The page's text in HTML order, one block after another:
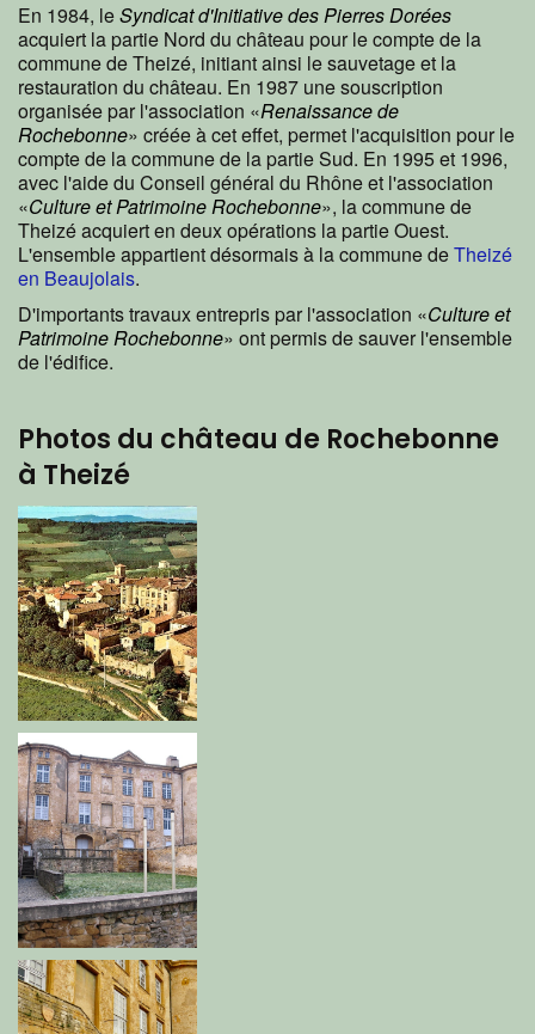
En 1984, leSyndicat d'Initiative des Pierres Dorées
acquiert la partie Nord du château pour le compte de la
commune de Theizé, initiant ainsi le sauvetage et la
restauration du château. En 1987 une souscription
organisée par l'association «Renaissance de
Rochebonne» créée à cet effet, permet l'acquisition pour le
compte de la commune de la partie Sud. En 1995 et 1996,
avec l'aide du Conseil général du Rhône et l'association
«Culture et Patrimoine Rochebonne», la commune de
Theizé acquiert en deux opérations la partie Ouest.
L'ensemble appartient désormais à la commune deTheizé
en Beaujolais.
D'importants travaux entrepris par l'association «Culture et
Patrimoine Rochebonne» ont permis de sauver l'ensemble
de l'édifice.
Photos du château de Rochebonne
à Theizé